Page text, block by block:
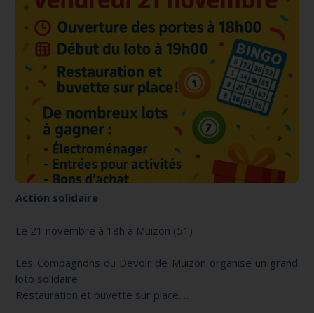
Action solidaire
Le 21 novembre à 18h à Muizon (51)
Les Compagnons du Devoir de Muizon organise un grand
loto solidaire.
Restauration et buvette sur place.